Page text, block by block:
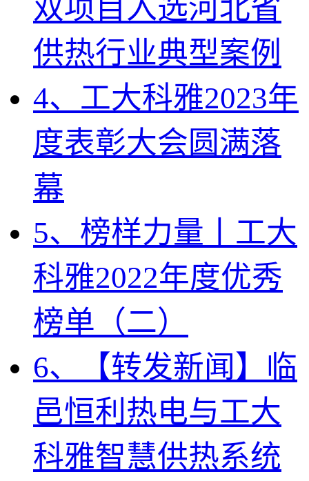
双项目入选河北省
供热行业典型案例
4、工大科雅2023年
度表彰大会圆满落
幕
5、榜样力量丨工大
科雅2022年度优秀
榜单（二）
6、【转发新闻】临
邑恒利热电与工大
科雅智慧供热系统